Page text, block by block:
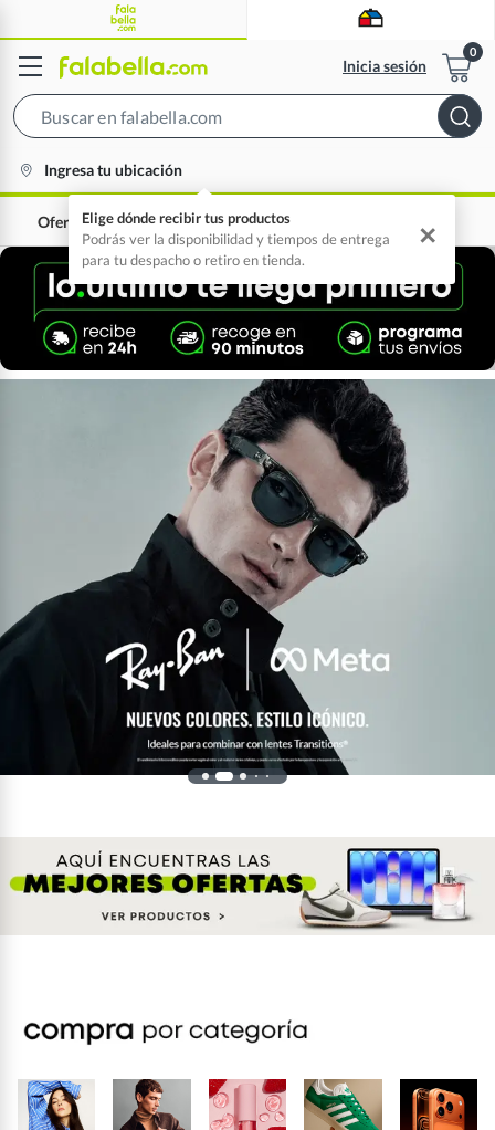
Inicia sesión
location-
icon
Ingresa tu ubicación
Elige dónde recibir tus productos
Podrás ver la disponibilidad y tiempos de entrega
para tu despacho o retiro en tienda.
✕
Ofertas 0% interés